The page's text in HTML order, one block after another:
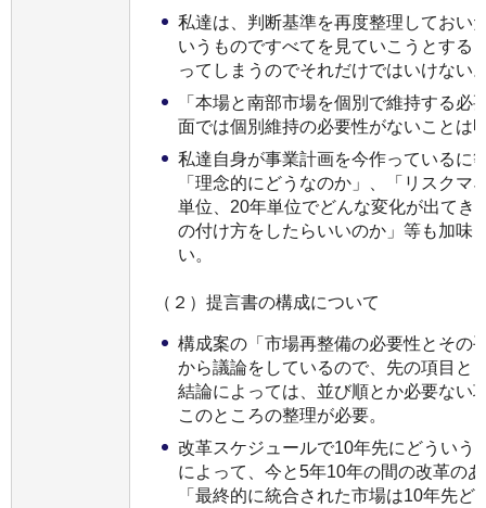
私達は、判断基準を再度整理しておい
いうものですべてを見ていこうとする
ってしまうのでそれだけではいけない
「本場と南部市場を個別で維持する必
面では個別維持の必要性がないことは
私達自身が事業計画を今作っているに
「理念的にどうなのか」、「リスクマ
単位、20年単位でどんな変化が出てき
の付け方をしたらいいのか」等も加味
い。
（２）提言書の構成について
構成案の「市場再整備の必要性とその
から議論をしているので、先の項目と
結論によっては、並び順とか必要ない
このところの整理が必要。
改革スケジュールで10年先にどういう
によって、今と5年10年の間の改革の
「最終的に統合された市場は10年先ど